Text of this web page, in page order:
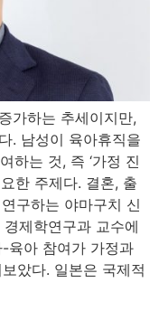
가하는 추세이지만,
. 남성이 육아휴직을
하는 것, 즉 ‘가정 진
한 주제다. 결혼, 출
구하는 야마구치 신
제학연구과 교수에
육아 참여가 가정과
았다. 일본은 국제적